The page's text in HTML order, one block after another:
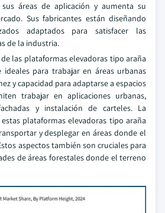
áreas de aplicación y aumenta su
Sus fabricantes están diseñando
adaptados para satisfacer las
de la industria.
las plataformas elevadoras tipo araña
ideales para trabajar en áreas urbanas
y capacidad para adaptarse a espacios
trabajar en aplicaciones urbanas,
y instalación de carteles. La
plataformas elevadoras tipo araña
y desplegar en áreas donde el
aspectos también son cruciales para
de áreas forestales donde el terreno